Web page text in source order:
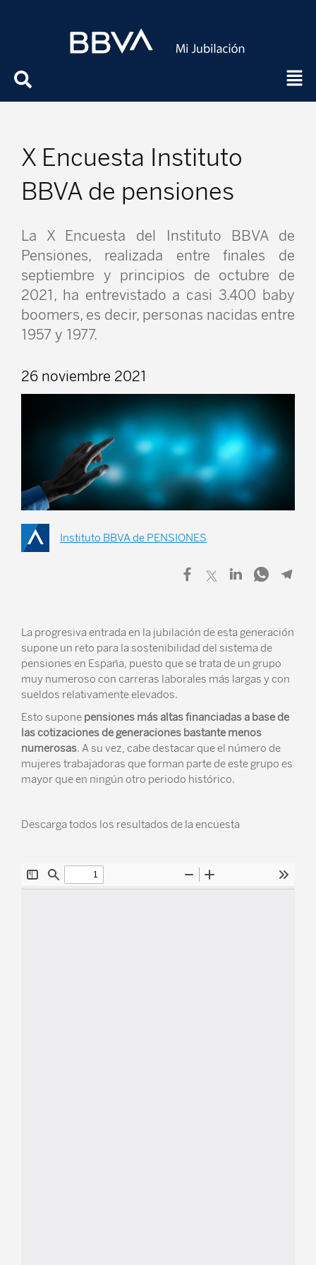
X Encuesta Instituto
BBVA de pensiones
La X Encuesta del Instituto BBVA de
Pensiones, realizada entre finales de
septiembre y principios de octubre de
2021, ha entrevistado a casi 3.400 baby
boomers, es decir, personas nacidas entre
1957 y 1977.
26 noviembre 2021
Instituto BBVA de PENSIONES
La progresiva entrada en la jubilación de esta generación
supone un reto para la sostenibilidad del sistema de
pensiones en España, puesto que se trata de un grupo
muy numeroso con carreras laborales más largas y con
sueldos relativamente elevados.
Esto supone pensiones más altas financiadas a base de
las cotizaciones de generaciones bastante menos
numerosas. A su vez, cabe destacar que el número de
mujeres trabajadoras que forman parte de este grupo es
mayor que en ningún otro periodo histórico.
Descarga todos los resultados de la encuesta